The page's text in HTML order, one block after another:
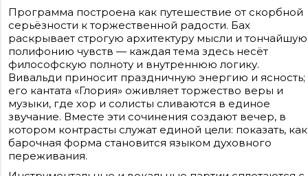
Программа построена как путешествие от скорбной
серьёзности к торжественной радости. Бах
раскрывает строгую архитектуру мысли и тончайшую
полифонию чувств — каждая тема здесь несёт
философскую полноту и внутреннюю логику.
Вивальди приносит праздничную энергию и ясность;
его кантата «Глория» оживляет торжество веры и
музыки, где хор и солисты сливаются в единое
звучание. Вместе эти сочинения создают вечер, в
котором контрасты служат единой цели: показать, как
барочная форма становится языком духовного
переживания.
Контакты редакции: +7(4012) 310-124, news@klops.ru. Реклама: +7 (931) 107 50 00,
reklama@klops.ru. Афиша: +7(967) 351 20 51, reklama@klops.ru
Адрес редакции и учредителя: г. Калининград, ул. Рокоссовского, 16/18, пом. I,
оф. 2
Сетевое издание "Klops.ru", регистрационный номер и дата принятия
решения о регистрации: ЭЛ № ФС 77 - 78739 от 20 июля 2020 года,
зарегистрировано Федеральной службой по надзору в сфере связи,
информационных технологий и массовых коммуникаций (Роскомнадзор).
Учредитель: ООО "Русская медиагруппа "Западная Пресса". Главный
Фомченкова Кристина Владимировна
Материалы сайта, подписанные «CC 4.0» доступны по
лицензии Creative Commons «Attribution-ShareAlike»
(«Атрибуция — На тех же условиях») 4.0 Всемирная
Для использования остальных материалов необходимо
письменное согласие правообладателя